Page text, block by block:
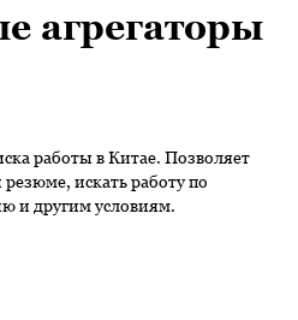
агрегаторы
работы в Китае. Позволяет
резюме, искать работу по
и другим условиям.